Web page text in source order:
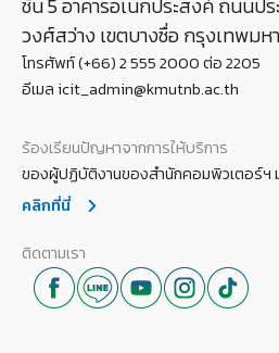
ชั้น 5 อาคารอเนกประสงค์ ถนนปร
วงศ์สว่าง เขตบางซื่อ กรุงเทพมห
โทรศัพท์ (+66) 2 555 2000 ต่อ 2205
อีเมล icit_admin@kmutnb.ac.th
ร้องเรียนปัญหาจากการให้บริการ
ของผู้ปฏิบัติงานของสำนักคอมพิวเตอร์ฯ
คลิกที่นี่
ติดตามเรา